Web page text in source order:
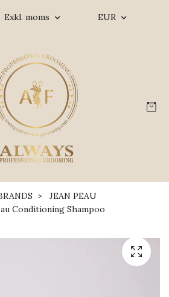
Exkl. moms EUR
JEAN PEAU
Conditioning Shampoo